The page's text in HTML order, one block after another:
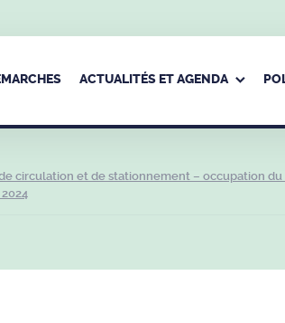
ACTUALITÉS ET AGENDA
circulation et de stationnement – occupation